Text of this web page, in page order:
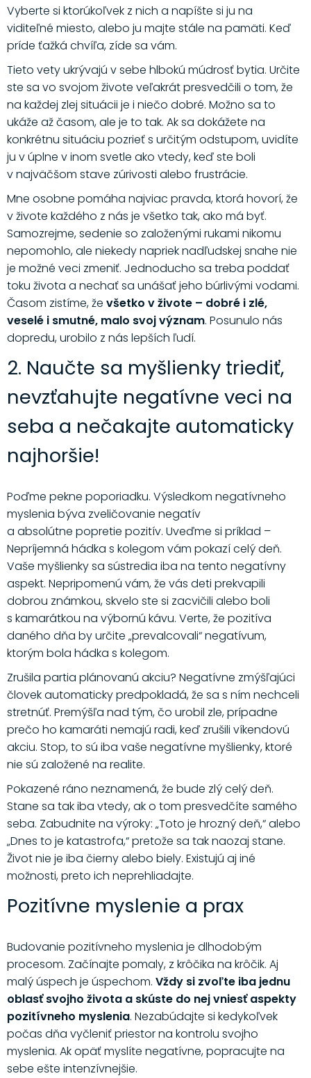
Vyberte si ktorúkoľvek z nich a napíšte si ju na
viditeľné miesto, alebo ju majte stále na pamäti. Keď
príde ťažká chvíľa, zíde sa vám.
Tieto vety ukrývajú v sebe hlbokú múdrosť bytia. Určite
ste sa vo svojom živote veľakrát presvedčili o tom, že
na každej zlej situácii je i niečo dobré. Možno sa to
ukáže až časom, ale je to tak. Ak sa dokážete na
konkrétnu situáciu pozrieť s určitým odstupom, uvidíte
ju v úplne v inom svetle ako vtedy, keď ste boli
v najväčšom stave zúrivosti alebo frustrácie.
Mne osobne pomáha najviac pravda, ktorá hovorí, že
v živote každého z nás je všetko tak, ako má byť.
Samozrejme, sedenie so založenými rukami nikomu
nepomohlo, ale niekedy napriek nadľudskej snahe nie
je možné veci zmeniť. Jednoducho sa treba poddať
toku života a nechať sa unášať jeho búrlivými vodami.
Časom zistíme, že všetko v živote – dobré i zlé,
veselé i smutné, malo svoj význam. Posunulo nás
dopredu, urobilo z nás lepších ľudí.
2. Naučte sa myšlienky triediť,
nevzťahujte negatívne veci na
seba a nečakajte automaticky
najhoršie!
Poďme pekne poporiadku. Výsledkom negatívneho
myslenia býva zveličovanie negatív
a absolútne popretie pozitív. Uveďme si príklad –
Nepríjemná hádka s kolegom vám pokazí celý deň.
Vaše myšlienky sa sústredia iba na tento negatívny
aspekt. Nepripomenú vám, že vás deti prekvapili
dobrou známkou, skvelo ste si zacvičili alebo boli
s kamarátkou na výbornú kávu. Verte, že pozitíva
daného dňa by určite „prevalcovali“ negatívum,
ktorým bola hádka s kolegom.
Zrušila partia plánovanú akciu? Negatívne zmýšľajúci
človek automaticky predpokladá, že sa s ním nechceli
stretnúť. Premýšľa nad tým, čo urobil zle, prípadne
prečo ho kamaráti nemajú radi, keď zrušili víkendovú
akciu. Stop, to sú iba vaše negatívne myšlienky, ktoré
nie sú založené na realite.
Pokazené ráno neznamená, že bude zlý celý deň.
Stane sa tak iba vtedy, ak o tom presvedčíte samého
seba. Zabudnite na výroky: „Toto je hrozný deň,“ alebo
„Dnes to je katastrofa,“ pretože sa tak naozaj stane.
Život nie je iba čierny alebo biely. Existujú aj iné
možnosti, preto ich neprehliadajte.
Pozitívne myslenie a prax
Budovanie pozitívneho myslenia je dlhodobým
procesom. Začínajte pomaly, z krôčika na krôčik. Aj
malý úspech je úspechom. Vždy si zvoľte iba jednu
oblasť svojho života a skúste do nej vniesť aspekty
pozitívneho myslenia. Nezabúdajte si kedykoľvek
počas dňa vyčleniť priestor na kontrolu svojho
myslenia. Ak opäť myslíte negatívne, popracujte na
sebe ešte intenzívnejšie.